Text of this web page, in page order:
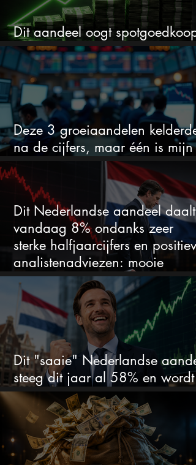
Dit aandeel oogt spotgoedkoop
voor hoeveel het kan stijgen
Deze 3 groeiaandelen
na de cijfers, maar één is mijn
duidelijke favoriet
Dit Nederlandse aandeel daalt
vandaag 8% ondanks zeer
sterke halfjaarcijfers en positieve
analistenadviezen: mooie
koopkans?
Dit "saaie" Nederlandse
steeg dit jaar al 58% en wordt
volgens analisten onderschat